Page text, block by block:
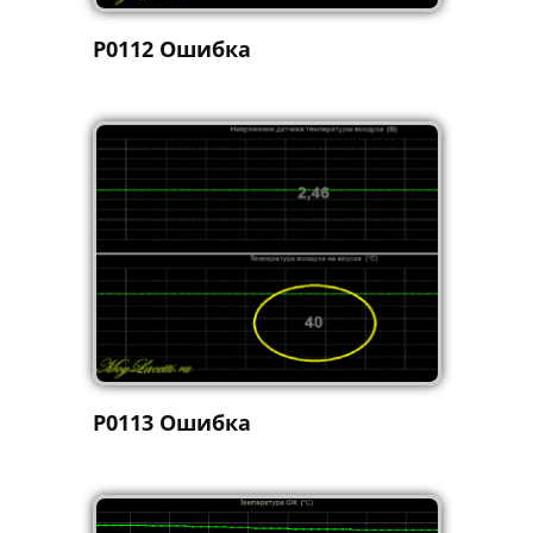
P0112 Ошибка
P0113 Ошибка